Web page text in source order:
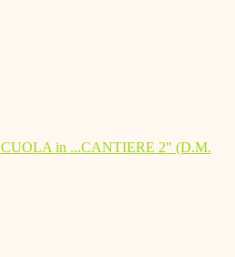
in ...CANTIERE 2" (D.M.